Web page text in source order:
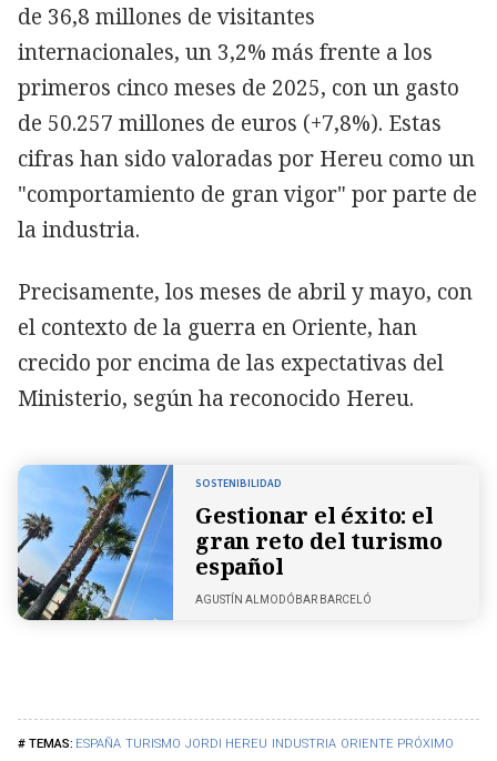
ESPAÑA TURISMO JORDI HEREU INDUSTRIA ORIENTE PRÓXIMO
de 36,8 millones de visitantes
internacionales, un 3,2% más frente a los
primeros cinco meses de 2025, con un gasto
de 50.257 millones de euros (+7,8%). Estas
cifras han sido valoradas por Hereu como un
"comportamiento de gran vigor" por parte de
la industria.
Precisamente, los meses de abril y mayo, con
el contexto de la guerra en Oriente, han
crecido por encima de las expectativas del
Ministerio, según ha reconocido Hereu.
SOSTENIBILIDAD
Gestionar el éxito: el
gran reto del turismo
español
AGUSTÍN ALMODÓBAR BARCELÓ